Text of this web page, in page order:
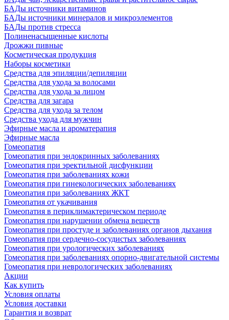
БАДы источники витаминов
БАДы источники минералов и микроэлементов
БАДы против стресса
Полиненасыщенные кислоты
Дрожжи пивные
Косметическая продукция
Наборы косметики
Средства для эпиляции/депиляции
Средства для ухода за волосами
Средства для ухода за лицом
Средства для загара
Средства для ухода за телом
Средства ухода для мужчин
Эфирные масла и ароматерапия
Эфирные масла
Гомеопатия
Гомеопатия при эндокринных заболеваниях
Гомеопатия при эректильной дисфункции
Гомеопатия при заболеваниях кожи
Гомеопатия при гинекологических заболеваниях
Гомеопатия при заболеваниях ЖКТ
Гомеопатия от укачивания
Гомеопатия в периклимактерическом периоде
Гомеопатия при нарушении обмена веществ
Гомеопатия при простуде и заболеваниях органов дыхания
Гомеопатия при сердечно-сосудистых заболеваниях
Гомеопатия при урологических заболеваниях
Гомеопатия при заболеваниях опорно-двигательной системы
Гомеопатия при неврологических заболеваниях
Акции
Как купить
Условия оплаты
Условия доставки
Гарантия и возврат